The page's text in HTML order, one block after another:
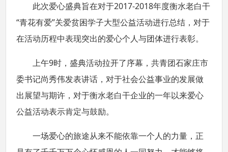
此次爱心盛典旨在对于2017-2018年度衡水老白干
“青花有爱”关爱贫困学子大型公益活动进行总结，对于
在活动历程中表现突出的爱心个人与团体进行表彰。
上午9时，盛典活动拉开了序幕，共青团石家庄市
委书记尚秀伟发表讲话，对于社会公益事业的发展做
出展望与期许，对于衡水老白干企业的一年以来爱心
公益活动表示肯定与鼓励。
一场爱心的旅途从来不能依靠一个人的力量，正